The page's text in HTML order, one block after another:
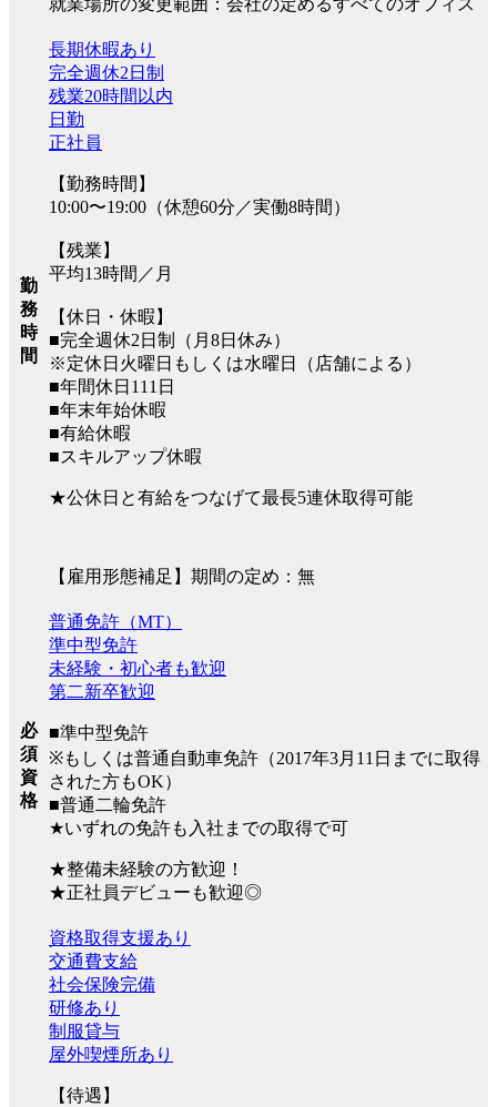
就業場所の変更範囲：会社の定めるすべてのオフィス
勤
務
時
間
長期休暇あり
完全週休2日制
残業20時間以内
日勤
正社員
【勤務時間】
10:00〜19:00（休憩60分／実働8時間）
【残業】
平均13時間／月
【休日・休暇】
■完全週休2日制（月8日休み）
※定休日火曜日もしくは水曜日（店舗による）
■年間休日111日
■年末年始休暇
■有給休暇
■スキルアップ休暇
★公休日と有給をつなげて最長5連休取得可能
【雇用形態補足】期間の定め：無
必
須
資
格
普通免許（MT）
準中型免許
未経験・初心者も歓迎
第二新卒歓迎
■準中型免許
※もしくは普通自動車免許（2017年3月11日までに取得
された方もOK）
■普通二輪免許
★いずれの免許も入社までの取得で可
★整備未経験の方歓迎！
★正社員デビューも歓迎◎
資格取得支援あり
交通費支給
社会保険完備
研修あり
制服貸与
屋外喫煙所あり
【待遇】